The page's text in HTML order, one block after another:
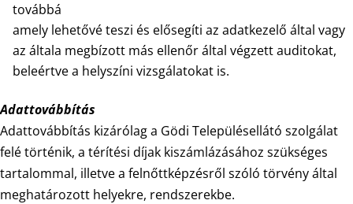
továbbá
amely lehetővé teszi és elősegíti az adatkezelő által vagy
az általa megbízott más ellenőr által végzett auditokat,
beleértve a helyszíni vizsgálatokat is.
Adattovábbítás
Adattovábbítás kizárólag a Gödi Településellátó szolgálat
felé történik, a térítési díjak kiszámlázásához szükséges
tartalommal, illetve a felnőttképzésről szóló törvény által
meghatározott helyekre, rendszerekbe.